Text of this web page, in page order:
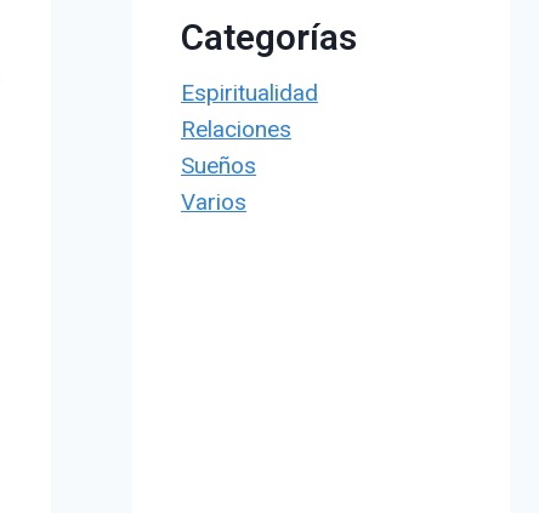
Categorías
Espiritualidad
Relaciones
Sueños
Varios